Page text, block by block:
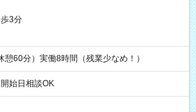
3分
憩60分）実働8時間（残業少なめ！）
始日相談OK